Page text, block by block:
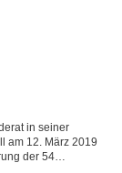
in seiner
am 12. März 2019
der 54